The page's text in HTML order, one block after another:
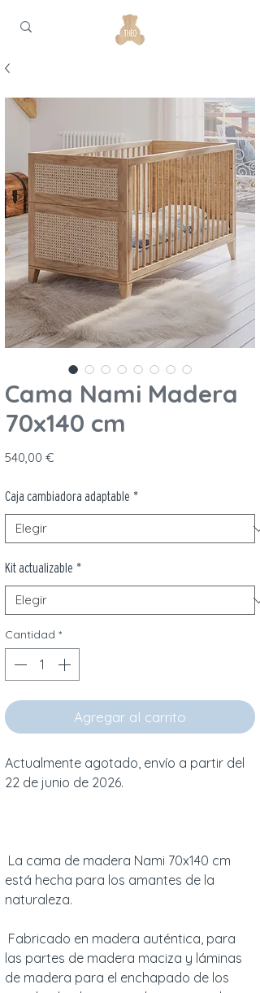
Cama Nami Madera
70x140 cm
540,00 €
Caja cambiadora adaptable *
Kit actualizable *
Cantidad *
Agregar al carrito
Actualmente agotado, envío a partir del
22 de junio de 2026.
La cama de madera Nami 70x140 cm
está hecha para los amantes de la
naturaleza.
Fabricado en madera auténtica, para
las partes de madera maciza y láminas
de madera para el enchapado de los